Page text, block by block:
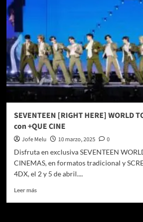
SEVENTEEN [RIGHT HERE] WORLD
con +QUE CINE
Jofe Melu 10 marzo, 2025
0
Disfruta en exclusiva SEVENTEEN
CINEMAS, en formatos tradicional y
4DX, el 2 y 5 de abril....
Leer másLeer